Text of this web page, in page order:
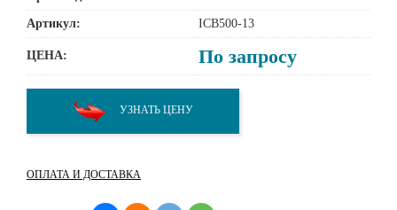
Артикул: ICB500-13
ЦЕНА: По запросу
УЗНАТЬ ЦЕНУ
ОПЛАТА И ДОСТАВКА